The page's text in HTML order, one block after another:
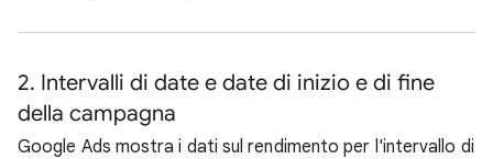
2. Intervalli di date e date di inizio e di fine
della campagna
Google Ads mostra i dati sul rendimento per l'intervallo di